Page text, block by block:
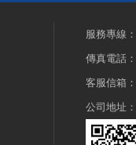
服務專線：
傳真電話：
客服信箱：
公司地址：